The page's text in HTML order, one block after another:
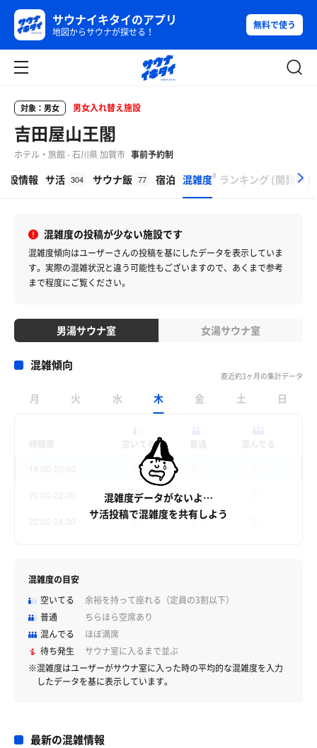
サウナイキタイのアプリ
地図からサウナが探せる！
無料で使う
対象：男女 男女入れ替え施設
吉田屋山王閣
ホテル・旅館 - 石川県 加賀市 事前予約制
設情報 サ活 304 サウナ飯 77 宿泊 混雑度β ランキング (開発中
混雑度の投稿が少ない施設です
混雑度傾向はユーザーさんの投稿を基にしたデータを表示していま
す。 実際の混雑状況と違う可能性もございますので、あくまで参考
まで程度にご覧ください。
男湯サウナ室 女湯サウナ室
混雑傾向
直近約3ヶ月の集計データ
月 火 水 木 金 土 日
混雑度データがないよ…
サ活投稿で混雑度を共有しよう
空いてる
件
0 件 0 件
0 0
混雑度の目安
空いてる
余裕を持って座れる（定員の3割以下）
普通
ちらほら空席あり
混んでる
ほぼ満席
待ち発生
サウナ室に入るまで並ぶ
※混雑度はユーザーがサウナ室に入った時の平均的な混雑度を入力
したデータを基に表示しています。
最新の混雑情報